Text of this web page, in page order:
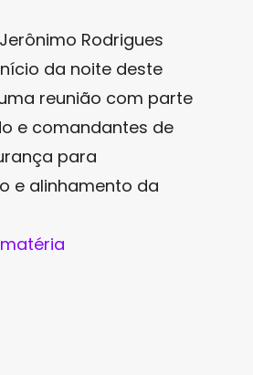
Rodrigues
da noite deste
reunião com parte
e comandantes de
para
e alinhamento da